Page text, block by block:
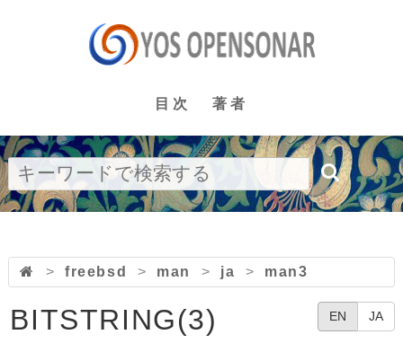
目次 著者
> freebsd > man > ja > man3
EN JA
BITSTRING(3)